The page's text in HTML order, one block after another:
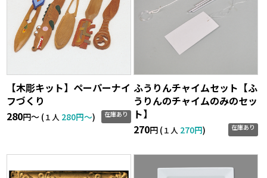
【木彫キット】ペーパーナイ
フづくり
280円〜 (１人 280円〜) 在庫あり
ふうりんチャイムセット【ふ
うりんのチャイムのみのセッ
ト】
270円 (１人 270円) 在庫あり